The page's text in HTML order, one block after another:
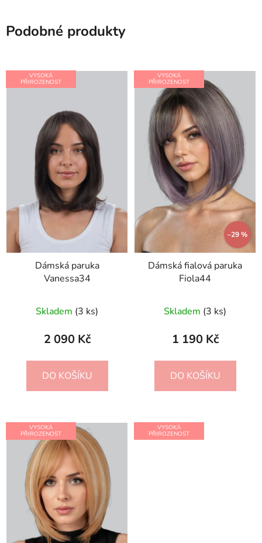
Podobné produkty
VYSOKÁ
PŘIROZENOST
Dámská paruka
Vanessa34
Skladem (3 ks)
2 090 Kč
DO KOŠÍKU
VYSOKÁ
PŘIROZENOST
–29 %
Dámská fialová paruka
Fiola44
Skladem (3 ks)
1 190 Kč
DO KOŠÍKU
VYSOKÁ
PŘIROZENOST
VYSOKÁ
PŘIROZENOST